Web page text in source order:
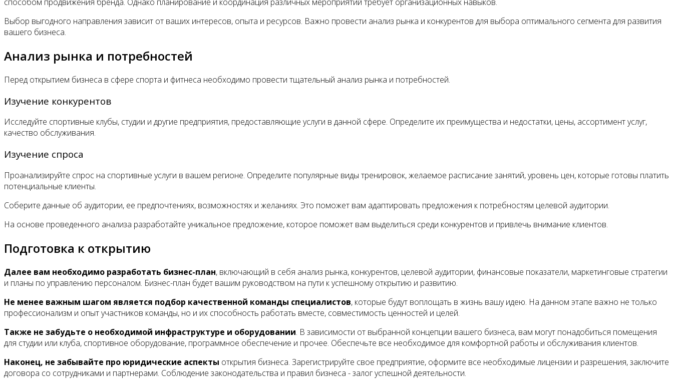
Выбор выгодного направления зависит от ваших интересов, опыта и ресурсов. Важно провести анализ рынка и конкурентов для выбора оптимального сегмента для развития
вашего бизнеса.
Анализ рынка и потребностей
Перед открытием бизнеса в сфере спорта и фитнеса необходимо провести тщательный анализ рынка и потребностей.
Изучение конкурентов
Исследуйте спортивные клубы, студии и другие предприятия, предоставляющие услуги в данной сфере. Определите их преимущества и недостатки, цены, ассортимент услуг,
качество обслуживания.
Изучение спроса
Проанализируйте спрос на спортивные услуги в вашем регионе. Определите популярные виды тренировок, желаемое расписание занятий, уровень цен, которые готовы платить
потенциальные клиенты.
Соберите данные об аудитории, ее предпочтениях, возможностях и желаниях. Это поможет вам адаптировать предложения к потребностям целевой аудитории.
На основе проведенного анализа разработайте уникальное предложение, которое поможет вам выделиться среди конкурентов и привлечь внимание клиентов.
Подготовка к открытию
Далее вам необходимо разработать бизнес-план, включающий в себя анализ рынка, конкурентов, целевой аудитории, финансовые показатели, маркетинговые стратегии
и планы по управлению персоналом. Бизнес-план будет вашим руководством на пути к успешному открытию и развитию.
Не менее важным шагом является подбор качественной команды специалистов, которые будут воплощать в жизнь вашу идею. На данном этапе важно не только
профессионализм и опыт участников команды, но и их способность работать вместе, совместимость ценностей и целей.
Также не забудьте о необходимой инфраструктуре и оборудовании. В зависимости от выбранной концепции вашего бизнеса, вам могут понадобиться помещения
для студии или клуба, спортивное оборудование, программное обеспечение и прочее. Обеспечьте все необходимое для комфортной работы и обслуживания клиентов.
Наконец, не забывайте про юридические аспекты открытия бизнеса. Зарегистрируйте свое предприятие, оформите все необходимые лицензии и разрешения, заключите
договора со сотрудниками и партнерами. Соблюдение законодательства и правил бизнеса - залог успешной деятельности.